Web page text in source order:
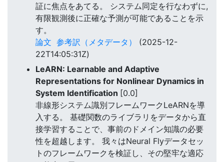
証に焦点をあてる。 システム同定を行なわずに,
有限観測後に正確な予測が可能であることを示
す。
論文 参考訳（メタデータ）
(2025-12-
22T14:05:31Z)
LeARN: Learnable and Adaptive
Representations for Nonlinear Dynamics in
System Identification [0.0]
非線形システム識別フレームワークLeARNを導
入する。 基礎関数のライブラリをデータから直
接学習することで、事前のドメイン知識の必要
性を超越します。 我々はNeural Flyデータセッ
トのフレームワークを検証し、その堅牢な適応